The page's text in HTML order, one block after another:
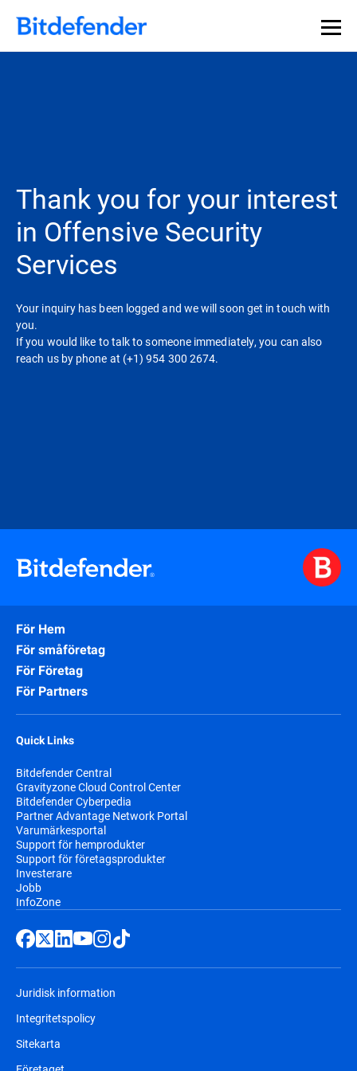
Thank you for your interest
in Offensive Security
Services
Your inquiry has been logged and we will soon get in touch with
you.
If you would like to talk to someone immediately, you can also
reach us by phone at (+1) 954 300 2674.
För Hem
För småföretag
För Företag
För Partners
Quick Links
Bitdefender Central
Gravityzone Cloud Control Center
Bitdefender Cyberpedia
Partner Advantage Network Portal
Varumärkesportal
Support för hemprodukter
Support för företagsprodukter
Investerare
Jobb
InfoZone
Juridisk information
Integritetspolicy
Sitekarta